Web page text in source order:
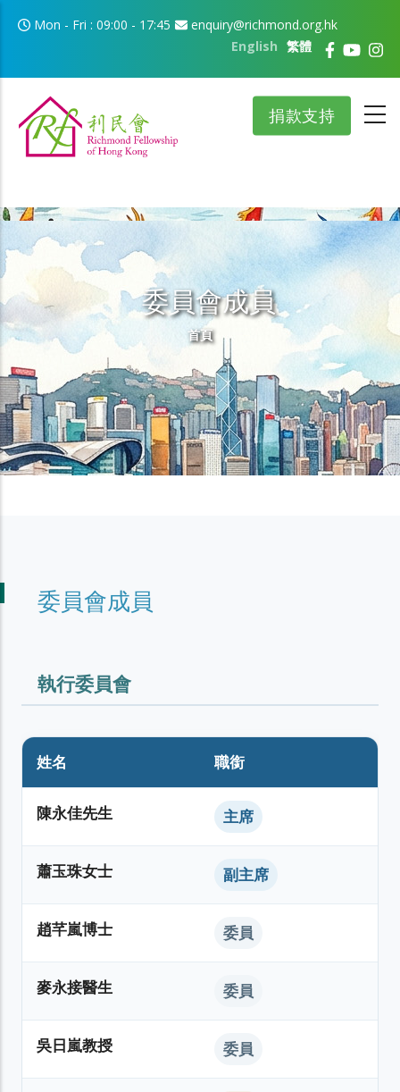
移至主內容
Mon - Fri : 09:00 - 17:45
enquiry@richmond.org.hk
繁體
English
捐款支持
委員會成員
導航連結
首頁
委員會成員
執行委員會
姓名 職銜
陳永佳先生 主席
蕭玉珠女士 副主席
趙芊嵐博士 委員
麥永接醫生 委員
吳日嵐教授 委員